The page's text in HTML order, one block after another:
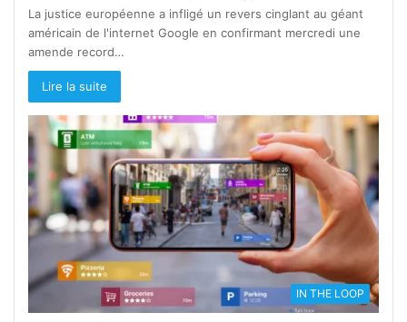
La justice européenne a infligé un revers cinglant au géant
américain de l'internet Google en confirmant mercredi une
amende record…
Lire la suite
IN THE LOOP